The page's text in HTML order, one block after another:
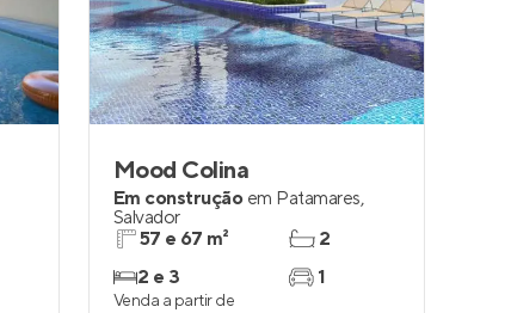
Entrar no Apto
Mood Colina
Em construção em Patamares,
Salvador
57 e 67 m²
2 e 3
2
1
Venda a partir de